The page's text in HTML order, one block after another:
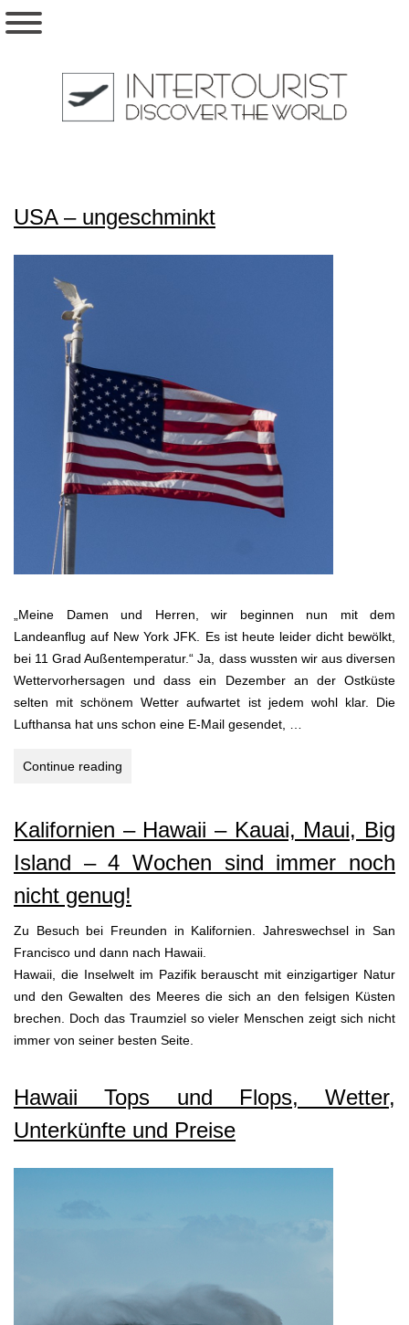
USA – ungeschminkt
„Meine Damen und Herren, wir beginnen nun mit dem
Landeanflug auf New York JFK. Es ist heute leider dicht bewölkt,
bei 11 Grad Außentemperatur.“ Ja, dass wussten wir aus diversen
Wettervorhersagen und dass ein Dezember an der Ostküste
selten mit schönem Wetter aufwartet ist jedem wohl klar. Die
Lufthansa hat uns schon eine E-Mail gesendet, …
Continue reading
Kalifornien – Hawaii – Kauai, Maui, Big
Island – 4 Wochen sind immer noch
nicht genug!
Zu Besuch bei Freunden in Kalifornien. Jahreswechsel in San
Francisco und dann nach Hawaii.
Hawaii, die Inselwelt im Pazifik berauscht mit einzigartiger Natur
und den Gewalten des Meeres die sich an den felsigen Küsten
brechen. Doch das Traumziel so vieler Menschen zeigt sich nicht
immer von seiner besten Seite.
Hawaii Tops und Flops, Wetter,
Unterkünfte und Preise